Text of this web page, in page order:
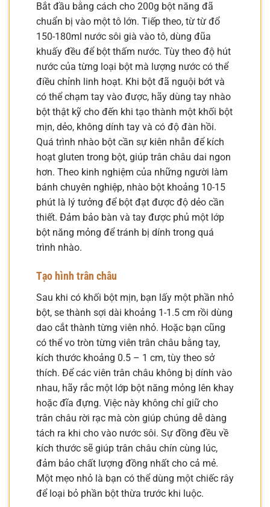
Bắt đầu bằng cách cho 200g bột năng đã
chuẩn bị vào một tô lớn. Tiếp theo, từ từ đổ
150-180ml nước sôi già vào tô, dùng đũa
khuấy đều để bột thấm nước. Tùy theo độ hút
nước của từng loại bột mà lượng nước có thể
điều chỉnh linh hoạt. Khi bột đã nguội bớt và
có thể chạm tay vào được, hãy dùng tay nhào
bột thật kỹ cho đến khi tạo thành một khối bột
mịn, dẻo, không dính tay và có độ đàn hồi.
Quá trình nhào bột cần sự kiên nhẫn để kích
hoạt gluten trong bột, giúp trân châu dai ngon
hơn. Theo kinh nghiệm của những người làm
bánh chuyên nghiệp, nhào bột khoảng 10-15
phút là lý tưởng để bột đạt được độ dẻo cần
thiết. Đảm bảo bàn và tay được phủ một lớp
bột năng mỏng để tránh bị dính trong quá
trình nhào.
Tạo hình trân châu
Sau khi có khối bột mịn, bạn lấy một phần nhỏ
bột, se thành sợi dài khoảng 1-1.5 cm rồi dùng
dao cắt thành từng viên nhỏ. Hoặc bạn cũng
có thể vo tròn từng viên trân châu bằng tay,
kích thước khoảng 0.5 – 1 cm, tùy theo sở
thích. Để các viên trân châu không bị dính vào
nhau, hãy rắc một lớp bột năng mỏng lên khay
hoặc đĩa đựng. Việc này không chỉ giữ cho
trân châu rời rạc mà còn giúp chúng dễ dàng
tách ra khi cho vào nước sôi. Sự đồng đều về
kích thước sẽ giúp trân châu chín cùng lúc,
đảm bảo chất lượng đồng nhất cho cả mẻ.
Một mẹo nhỏ là bạn có thể dùng một chiếc rây
để loại bỏ phần bột thừa trước khi luộc.